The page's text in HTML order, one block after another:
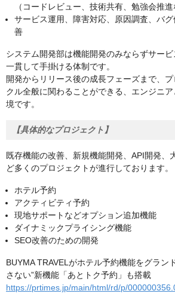
（コードレビュー、技術共有、勉強会推進
サービス運用、障害対応、原因調査、バ
善
システム開発部は機能開発のみならずサー
一貫して手掛ける体制です。
開発からリリース後の成長フェーズまで、
クル全般に関わることができる、エンジニ
境です。
【具体的なプロジェクト】
既存機能の改善、新規機能開発、API開発、
ど多くのプロジェクトが進行しております。
ホテル予約
アクティビティ予約
現地サポートなどオプション追加機能
ダイナミックプライシング機能
SEO改善のための開発
BUYMA TRAVELがホテル予約機能をグラン
さない”新機能「あとトク予約」も搭載
https://prtimes.jp/main/html/rd/p/